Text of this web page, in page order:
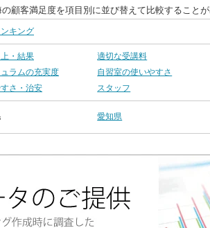
顧客満足度を項目別に並び替えて比較することが
キング
・結果 適切な受講料
ラムの充実度
自習室の使いやすさ
さ・治安
スタッフ
愛知県